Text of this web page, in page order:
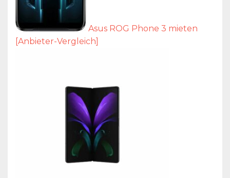
Asus ROG Phone 3 mieten
[Anbieter-Vergleich]